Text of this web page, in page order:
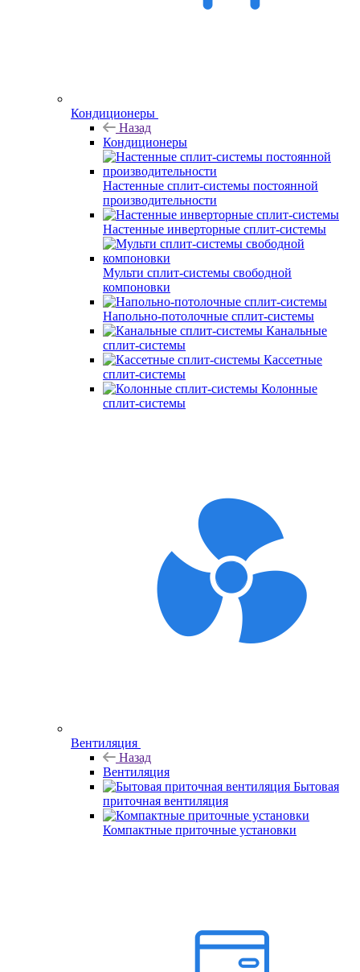
Кондиционеры
Назад
Кондиционеры
Настенные сплит-системы постоянной
производительности
Настенные инверторные сплит-системы
Мульти сплит-системы свободной
компоновки
Напольно-потолочные сплит-системы
Канальные
сплит-системы
Кассетные
сплит-системы
Колонные
сплит-системы
Вентиляция
Назад
Вентиляция
Бытовая
приточная вентиляция
Компактные приточные установки